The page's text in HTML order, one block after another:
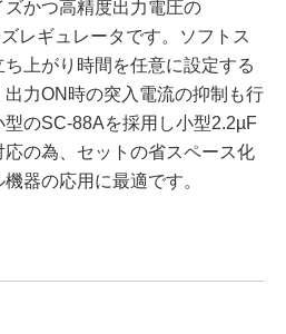
かつ高精度出力電圧の
レギュレータです。ソフトス
上がり時間を任意に設定する
力ON時の突入電流の抑制も行
型のSC-88Aを採用し小型2.2µF
の為、セットの省スペース化
器の応用に最適です。